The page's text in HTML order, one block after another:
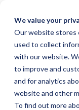
We value your
Our website stores
used to collect
with our website.
to improve and
and for analytics
website and other
To find out more